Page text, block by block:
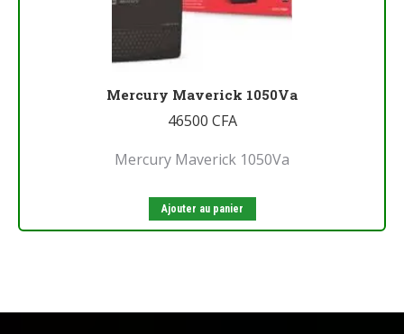
Mercury Maverick 1050Va
46500 CFA
Mercury Maverick 1050Va
Ajouter au panier